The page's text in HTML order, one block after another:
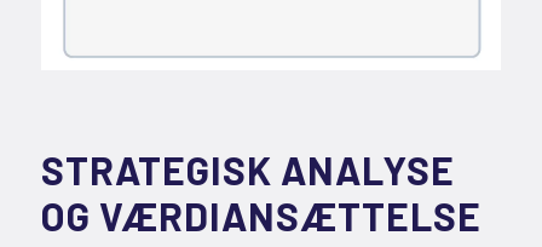
STRATEGISK ANALYSE
OG VÆRDIANSÆTTELSE